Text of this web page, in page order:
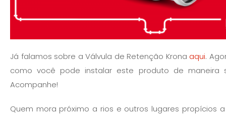
Já falamos sobre a Válvula de Retenção Krona aqui.
como você pode instalar este produto de maneira
Acompanhe!
Quem mora próximo a rios e outros lugares propícios